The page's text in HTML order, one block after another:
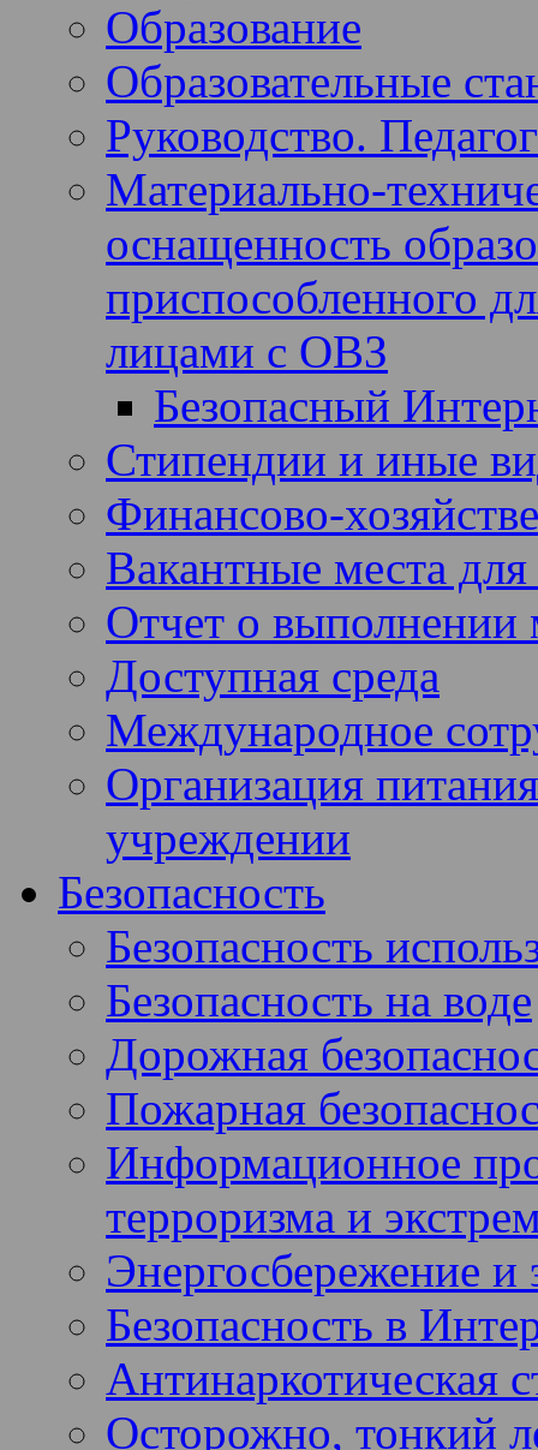
Образование
Образовательные
Руководство.
Материально-
оснащенность
приспособленного
лицами с ОВЗ
Безопасный
Стипендии и иные
Финансово-
Вакантные места
Отчет о выполнении
Доступная среда
Международное
Организация
учреждении
Безопасность
Безопасность
Безопасность на воде
Дорожная
Пожарная
Информационное
терроризма и
Энергосбережение и
Безопасность в
Антинаркотическая
Осторожно, тонкий